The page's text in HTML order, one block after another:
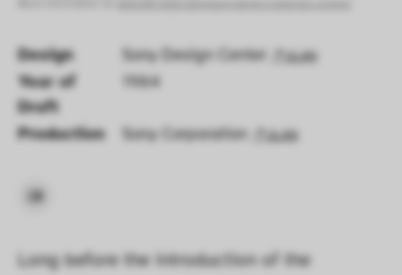
Design Sony Design Center ULAN
Year of
Draft
1984
Production Sony Corporation ULAN
Long before the introduction of the